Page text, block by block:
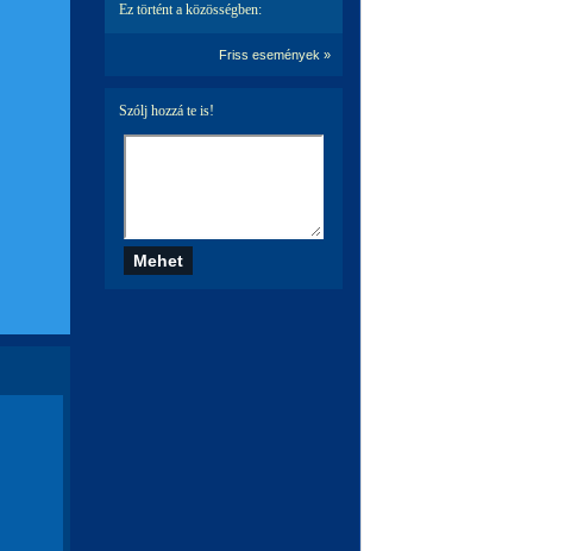
Ez történt a közösségben:
Friss események »
Szólj hozzá te is!